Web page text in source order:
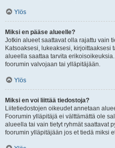
Ylös
Miksi en pääse alueelle?
Jotkin alueet saattavat olla rajattu vain
Katsoaksesi, lukeaksesi, kirjoittaaksesi
alueella saattaa tarvita
foorumin valvojaan tai ylläpitäjään.
Ylös
Miksi en voi liittää tiedostoja?
Liitetiedostojen oikeudet annetaan
Foorumin ylläpitäjä ei välttämättä ole
alueella tai vain tietyt ryhmät saattavat
foorumin ylläpitäjään jos et tiedä miksi